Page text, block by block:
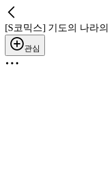
[S코믹스] 기도의 나라
관심